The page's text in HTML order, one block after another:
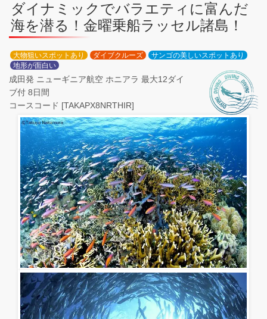
ダイナミックでバラエティに富んだ
海を潜る！金曜乗船ラッセル諸島！
大物狙いスポットあり ダイブクルーズ
サンゴの美しいスポットあり
地形が面白い
成田発 ニューギニア航空 ホニアラ 最大12ダイ
ブ付 8日間
コースコード [TAKAPX8NRTHIR]